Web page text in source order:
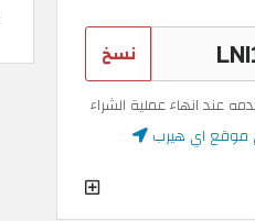
نسخ
عند انهاء عملية الشراء
موقع اي هيرب